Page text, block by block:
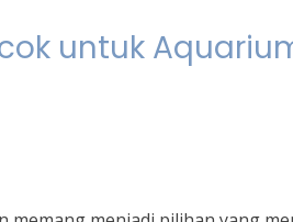
untuk